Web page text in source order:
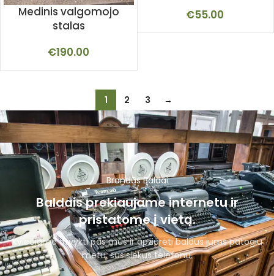
€55.00
Medinis valgomojo
stalas
€190.00
1 2 3 →
Brandūs Baldai
Baldais prekiaujame internetu ir
pristatome į vietą.
Kviečiame atvykti pas mus ir apžiūrėti baldus jums patogiu
metu, susisiekus telefonu.